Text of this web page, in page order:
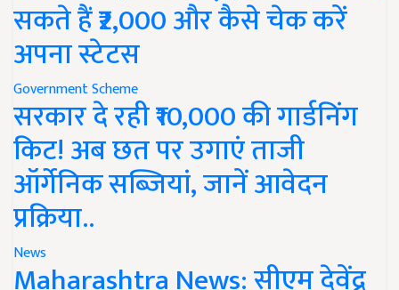
सकते हैं ₹2,000 और कैसे चेक करें
अपना स्टेटस
Government Scheme
सरकार दे रही ₹10,000 की गार्डनिंग
किट! अब छत पर उगाएं ताजी
ऑर्गेनिक सब्जियां, जानें आवेदन
प्रक्रिया..
News
Maharashtra News: सीएम देवेंद्र